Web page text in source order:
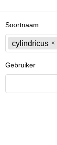
Soortnaam
cylindricus
Gebruiker